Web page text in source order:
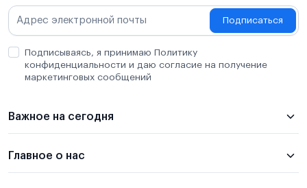
Подписаться
Подписываясь, я принимаю Политику
конфиденциальности и даю согласие на получение
маркетинговых сообщений
Важное на сегодня
Главное о нас